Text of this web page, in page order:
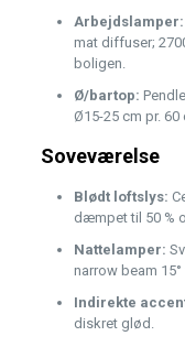
Arbejdslamper:
mat diffuser;
boligen.
Ø/bartop:
Ø15-25 cm pr.
Soveværelse
Blødt loftslys:
dæmpet til 50 %
Nattelamper:
narrow beam
Indirekte
diskret glød.